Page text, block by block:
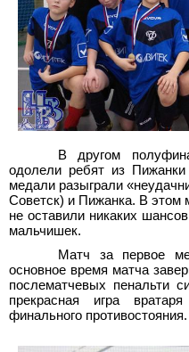
В другом
одолели ребят из
медали разыграли
Советск) и Пижанка. В этом
не оставили никаких
мальчишек.
Матч за первое
основное время матча
послематчевых пенальти
прекрасная игра
финального противостояния.